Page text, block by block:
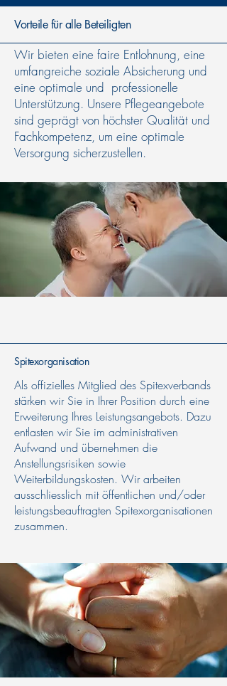
Vorteile für alle Beteiligten
Wir bieten eine faire Entlohnung, eine
umfangreiche soziale Absicherung und
eine optimale und professionelle
Unterstützung​. Unsere Pflegeangebote
sind geprägt von höchster Qualität und
Fachkompetenz, um eine optimale
Versorgung sicherzustellen.
Spitexorganisation
Als offizielles Mitglied des Spitexverbands
stärken wir Sie in Ihrer Position durch eine
Erweiterung Ihres Leistungsangebots. Dazu
entlasten wir Sie im administrativen
Aufwand und übernehmen die
Anstellungsrisiken sowie
Weiterbildungskosten. Wir arbeiten
ausschliesslich mit öffentlichen und/oder
leistungsbeauftragten Spitexorganisationen
zusammen.